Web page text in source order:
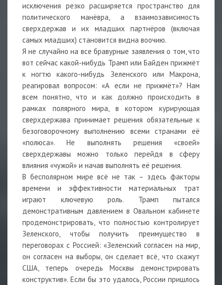
исключения резко расширяется пространство для
политического манёвра, а взаимозависимость
сверхдержав и их младших партнёров (включая
самых младших) становится видна воочию.
Я не случайно на все бравурные заявления о том, что
вот сейчас какой-нибудь Трамп или Байден прижмёт
к ногтю какого-нибудь Зеленского или Макрона,
реагировал вопросом: «А если не прижмёт»? Нам
всем понятно, что и как должно происходить в
рамках полярного мира, в котором курирующая
сверхдержава принимает решения обязательные к
безоговорочному выполнению всеми странами её
«полюса». Не выполнять решения «своей»
сверхдержавы можно только перейдя в сферу
влияния «чужой» и начав выполнять её решения.
В бесполярном мире всё не так – здесь факторы
времени и эффективности материальных трат
играют ключевую роль. Трамп пытался
демонстративным давлением в Овальном кабинете
продемонстрировать, что полностью контролирует
Зеленского, чтобы получить преимущество в
переговорах с Россией: «Зеленский согласен на мир,
он согласен на выборы, он сделает всё, что скажут
США, теперь очередь Москвы демонстрировать
конструктив». Если бы это удалось, России пришлось